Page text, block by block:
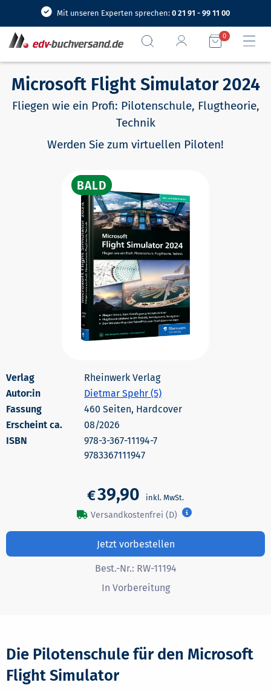
Mit unseren Experten sprechen: 0 21 91 - 99 11 00
0
Microsoft Flight Simulator 2024
Fliegen wie ein Profi: Pilotenschule, Flugtheorie,
Technik
Werden Sie zum virtuellen Piloten!
Rheinwerk Verlag
Autor:in
Dietmar Spehr (5)
460 Seiten, Hardcover
Erscheint ca.
08/2026
978-3-367-11194-7
9783367111947
€39,90
Versandkostenfrei (D)
Jetzt vorbestellen
Best.-Nr.: RW-11194
In Vorbereitung
Die Pilotenschule für den Microsoft
Flight Simulator